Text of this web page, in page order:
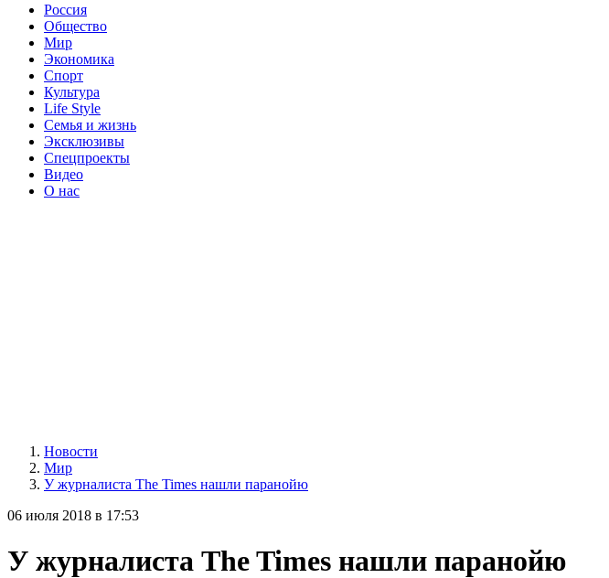
Россия
Общество
Мир
Экономика
Спорт
Культура
Life Style
Семья и жизнь
Эксклюзивы
Спецпроекты
Видео
О нас
Новости
Мир
У журналиста The Times нашли паранойю
06 июля 2018 в 17:53
У журналиста The Times нашли паранойю